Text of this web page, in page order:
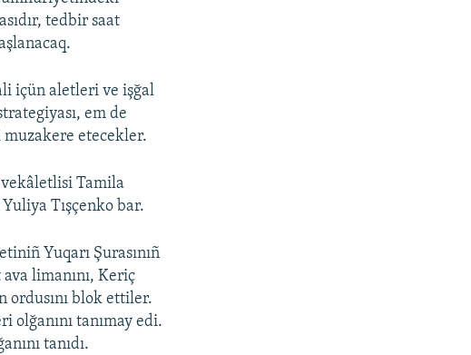
tedbir saat
içün aletleri ve işğal
em de
etecekler.
Tamila
Tışçenko bar.
Yuqarı Şurasınıñ
limanını, Keriç
blok ettiler.
olğanını tanımay edi.
tanıdı.